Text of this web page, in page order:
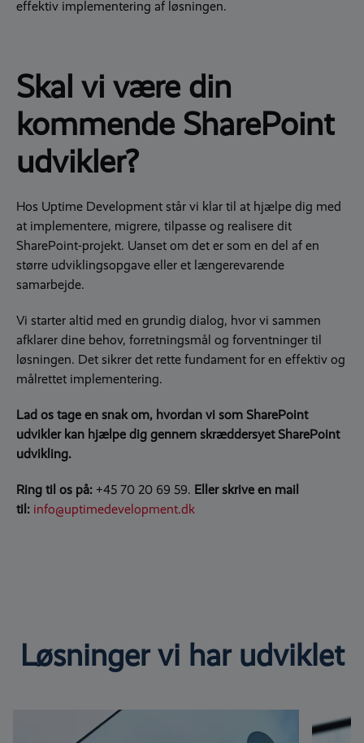
effektiv implementering af løsningen.
Skal vi være din
kommende SharePoint
udvikler?
Hos Uptime Development står vi klar til at hjælpe dig med
at implementere, migrere, tilpasse og realisere dit
SharePoint-projekt. Uanset om det er som en del af en
større udviklingsopgave eller et længerevarende
samarbejde.
Vi starter altid med en grundig dialog, hvor vi sammen
afklarer dine behov, forretningsmål og forventninger til
løsningen. Det sikrer det rette fundament for en effektiv og
målrettet implementering.
Lad os tage en snak om, hvordan vi som SharePoint
udvikler kan hjælpe dig gennem skræddersyetSharePoint
udvikling.
Ring til os på: +45 70 20 69 59. Eller skrive en mail
til: info@uptimedevelopment.dk
Løsninger vi har udviklet